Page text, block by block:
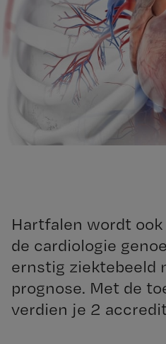
Hartfalen wordt
de cardiologie
ernstig ziektebeeld
prognose. Met de
verdien je 2